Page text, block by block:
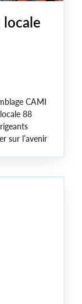
locale
CAMI
88
sur l’avenir